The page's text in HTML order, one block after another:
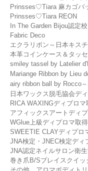
Prinsses♡Tiara 麻カゴバ
Prinsses♡Tiara REON
In The Garden Bijou認定校
Fabric Deco
エクラリボン～日本キス
本革コインケース＆タッ
smiley tassel by Latelier
Mariange Ribbon by Lieu
airy ribbon ball by Rocco
日本ワックス脱毛協会デ
RICA WAXINGディプロマ
アフィックスアートディ
WGlue上級ディプロマ取得
SWEETIE CLAYディプロ
JNA検定・JNEC検定ディ
JNA認定ネイルサロン衛
巻き爪B/Sブレイスクイ